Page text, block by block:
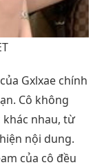
Gxlxae chính
Cô không
nhau, từ
nội dung.
của cô đều